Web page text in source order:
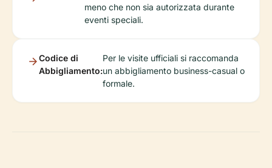
meno che non sia autorizzata durante
eventi speciali.
Codice di
Abbigliamento:
Per le visite ufficiali si raccomanda
un abbigliamento business-casual o
formale.